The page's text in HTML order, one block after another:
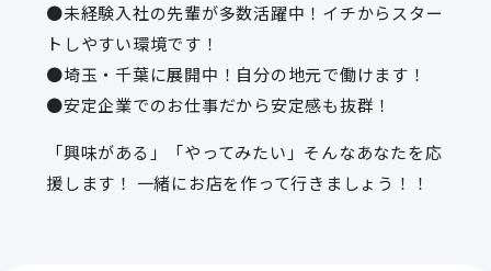
●未経験入社の先輩が多数活躍中！イチからスター
トしやすい環境です！
●埼玉・千葉に展開中！自分の地元で働けます！
●安定企業でのお仕事だから安定感も抜群！
「興味がある」「やってみたい」そんなあなたを応
援します！ 一緒にお店を作って行きましょう！！